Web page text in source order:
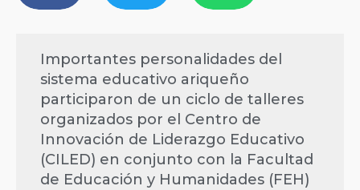
Importantes personalidades del
sistema educativo ariqueño
participaron de un ciclo de talleres
organizados por el Centro de
Innovación de Liderazgo Educativo
(CILED) en conjunto con la Facultad
de Educación y Humanidades (FEH)